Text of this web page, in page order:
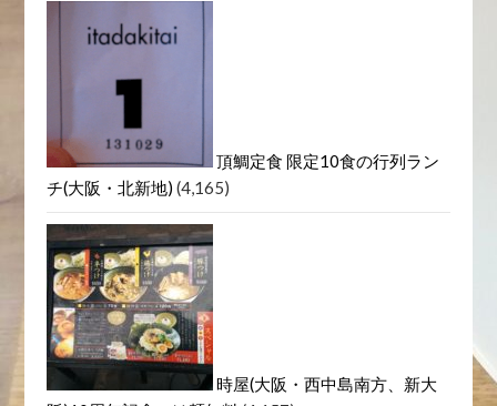
頂鯛定食 限定10食の行列ラン
チ(大阪・北新地) (4,165)
時屋(大阪・西中島南方、新大